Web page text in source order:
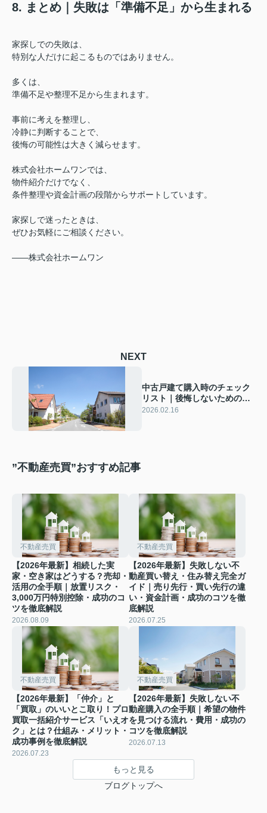
8. まとめ｜失敗は「準備不足」から生まれる
家探しでの失敗は、
特別な人だけに起こるものではありません。
多くは、
準備不足や整理不足から生まれます。
事前に考えを整理し、
冷静に判断することで、
後悔の可能性は大きく減らせます。
株式会社ホームワンでは、
物件紹介だけでなく、
条件整理や資金計画の段階からサポートしています。
家探しで迷ったときは、
ぜひお気軽にご相談ください。
――株式会社ホームワン
NEXT
中古戸建て購入時のチェック
リスト｜後悔しないための確
認ポイント
2026.02.16
”不動産売買”おすすめ記事
不動産売買
【2026年最新】相続した実
家・空き家はどうする？売却・
活用の全手順｜放置リスク・
3,000万円特別控除・成功のコ
ツを徹底解説
2026.08.09
不動産売買
【2026年最新】失敗しない不
動産買い替え・住み替え完全ガ
イド｜売り先行・買い先行の違
い・資金計画・成功のコツを徹
底解説
2026.07.25
不動産売買
【2026年最新】「仲介」と
「買取」のいいとこ取り！プロ
買取一括紹介サービス「いえオ
ク」とは？仕組み・メリット・
成功事例を徹底解説
2026.07.23
不動産売買
【2026年最新】失敗しない不
動産購入の全手順｜希望の物件
を見つける流れ・費用・成功の
コツを徹底解説
2026.07.13
もっと見る
ブログトップへ